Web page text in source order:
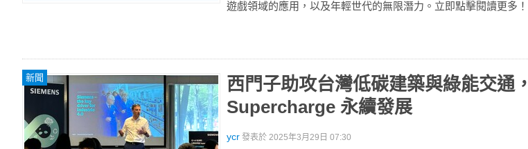
遊戲領域的應用，以及年輕世代的無限潛力。立即點擊閱讀更多！
新聞
西門子助攻台灣低碳建築與綠能交通
Supercharge 永續發展
ycr 發表於 2025年3月29日 07:30